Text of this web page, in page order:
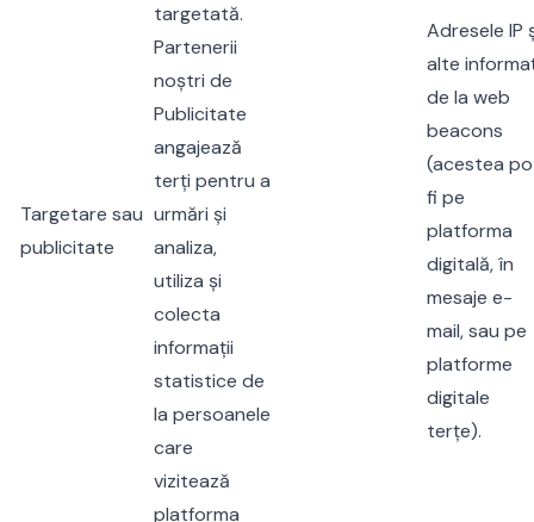
Targetare sau
publicitate
targetată.
Partenerii
noștri de
Publicitate
angajează
terți pentru a
urmări și
analiza,
utiliza și
colecta
informații
statistice de
la persoanele
care
vizitează
platforma
Adresele IP
alte
de la web
beacons
(acestea
fi pe
platforma
digitală, în
mesaje e-
mail, sau pe
platforme
digitale
terțe).